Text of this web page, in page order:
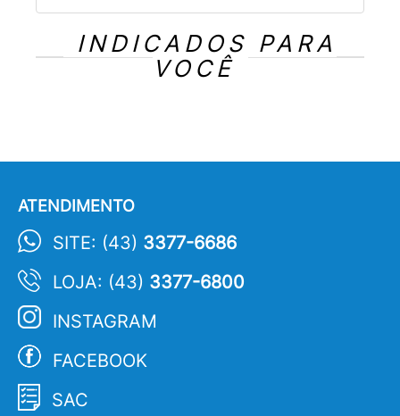
INDICADOS PARA
VOCÊ
ATENDIMENTO
SITE: (43) 3377-6686
LOJA: (43) 3377-6800
INSTAGRAM
FACEBOOK
SAC